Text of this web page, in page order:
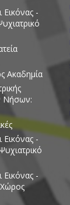
-
Ακαδημία
Νήσων:
-
-